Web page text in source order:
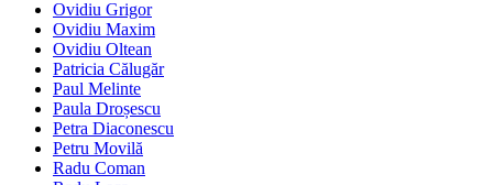
Ovidiu Grigor
Ovidiu Maxim
Ovidiu Oltean
Patricia Călugăr
Paul Melinte
Paula Droșescu
Petra Diaconescu
Petru Movilă
Radu Coman